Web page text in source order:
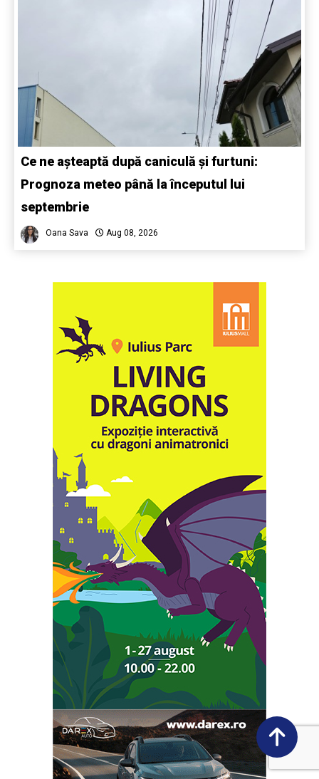
Ce ne așteaptă după caniculă și furtuni:
Prognoza meteo până la începutul lui
septembrie
Oana Sava Aug 08, 2026